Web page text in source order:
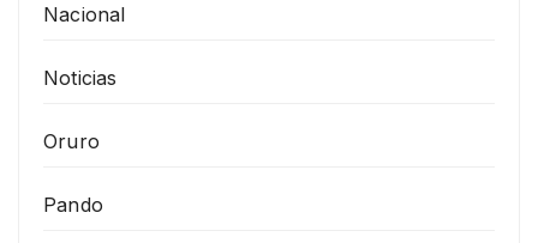
Nacional
Noticias
Oruro
Pando